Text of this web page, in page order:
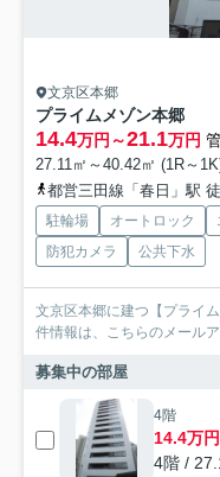
文京区本郷
プライムメゾン本郷
14.4万円～21.1万円
27.11㎡～40.42㎡ (1R～
都営三田線「春日」駅
駐輪場 オートロック
防犯カメラ
公共下水
文京区本郷に建つ【プライ
件情報は、こちらのメール
募集中の部屋
4階
14.4万円
4階 /